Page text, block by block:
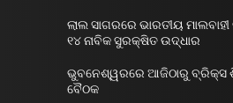
ଲାଲ ସାଗରରେ ଭାରତୀୟ
୧୪ ନାବିକ ସୁରକ୍ଷିତ ଉଦ୍ଧାର
ଭୁବନେଶ୍ୱରରେ ଆଜିଠାରୁ ବ୍ରିକ୍ସ
ବୈଠକ